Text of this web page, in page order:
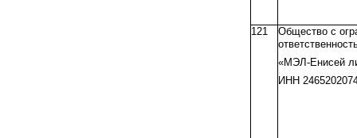
121
Общество с
«МЭЛ-Енисей
ИНН